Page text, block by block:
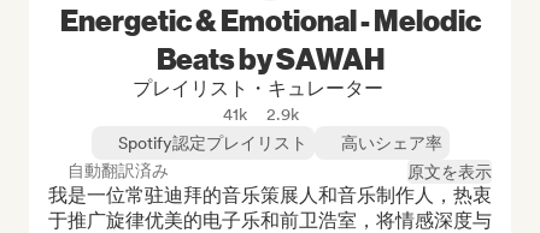
Energetic & Emotional - Melodic
Beats by SAWAH
プレイリスト・キュレーター
41k
2.9k
Spotify認定プレイリスト
高いシェア率
自動翻訳済み
原文を表示
我是一位常驻迪拜的音乐策展人和音乐制作人，热衷
于推广旋律优美的电子乐和前卫浩室，将情感深度与